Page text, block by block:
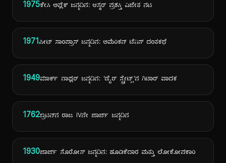
1975ಕೇಸಿ ಅಫ್ಲೆಕ್ ಜನ್ಮದಿನ: ಆಸ್ಕರ್ ಪ್ರಶಸ್ತಿ ವಿಜೇತ ನಟ
1971ಪೀಟ್ ಸಾಂಪ್ರಾಸ್ ಜನ್ಮದಿನ: ಅಮೆರಿಕನ್ ಟೆನಿಸ್ ದಂತಕಥೆ
1949ಮಾರ್ಕ್ ನಾಫ್ಲರ್ ಜನ್ಮದಿನ: 'ಡೈರ್ ಸ್ಟ್ರೇಟ್ಸ್'ನ ಗಿಟಾರ್ ವಾದಕ
1762ಬ್ರಿಟನ್‌ನ ರಾಜ IVನೇ ಜಾರ್ಜ್ ಜನ್ಮದಿನ
1930ಜಾರ್ಜ್ ಸೊರೋಸ್ ಜನ್ಮದಿನ: ಹೂಡಿಕೆದಾರ ಮತ್ತು ಲೋಕೋಪಕಾರಿ